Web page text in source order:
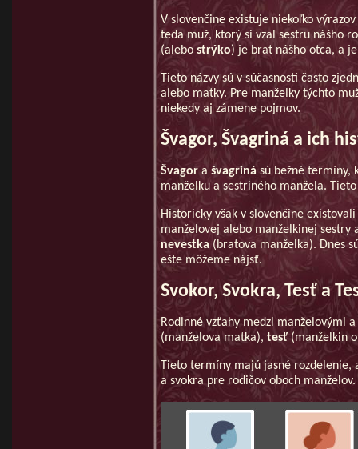
V slovenčine existuje niekoľko
teda muž, ktorý si vzal sestru nášho
(alebo strýko) je brat nášho otca, a
Tieto názvy sú v súčasnosti často
alebo matky. Pre manželky týchto
niekedy aj zámene pojmov.
Švagor, Švagriná a ich
Švagora švagriná sú bežné termíny,
manželku a sestriného manžela.
Historicky však v slovenčine
manželovej alebo manželkinej sestry
nevestka (bratova manželka). Dnes
ešte môžeme nájsť.
Svokor, Svokra, Tesť a
Rodinné vzťahy medzi manželovými
(manželova matka), tesť (manželkin
Tieto termíny majú jasné rozdelenie,
a svokra pre rodičov oboch manželov.